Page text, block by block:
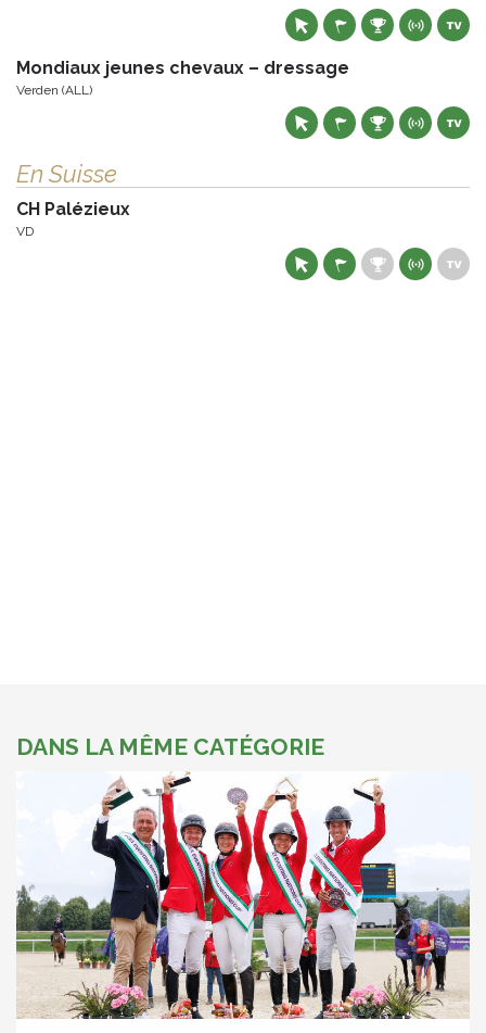
Mondiaux jeunes chevaux – dressage
Verden (ALL)
En Suisse
CH Palézieux
VD
DANS LA MÊME CATÉGORIE